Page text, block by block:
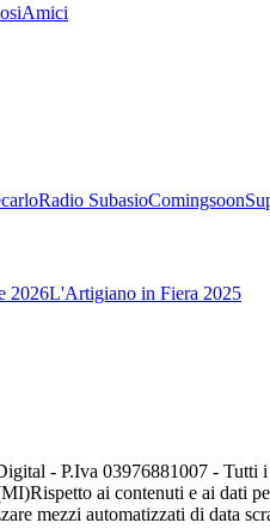
Amici
Radio SubasioComingsoon
2026L'Artigiano in Fiera 2025
- P.Iva 03976881007 - Tutti
Rispetto ai contenuti e ai dati
mezzi automatizzati di data